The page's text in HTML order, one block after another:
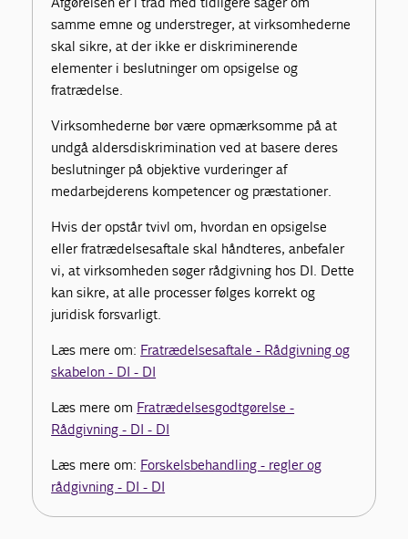
samme emne og understreger, at virksomhederne
skal sikre, at der ikke er diskriminerende
elementer i beslutninger om opsigelse og
fratrædelse.
Virksomhederne bør være opmærksomme på at
undgå aldersdiskrimination ved at basere deres
beslutninger på objektive vurderinger af
medarbejderens kompetencer og præstationer.
Hvis der opstår tvivl om, hvordan en opsigelse
eller fratrædelsesaftale skal håndteres, anbefaler
vi, at virksomheden søger rådgivning hos DI. Dette
kan sikre, at alle processer følges korrekt og
juridisk forsvarligt.
Læs mere om: Fratrædelsesaftale - Rådgivning og
skabelon - DI - DI
Læs mere om Fratrædelsesgodtgørelse -
Rådgivning - DI - DI
Læs mere om: Forskelsbehandling - regler og
rådgivning - DI - DI